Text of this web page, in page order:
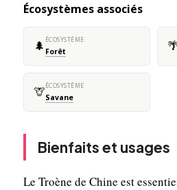
Écosystèmes associés
🌲 ÉCOSYSTÈME
Forêt
🦒ÉCOSYSTÈME
Savane
Bienfaits et usages
Le Troène de Chine est